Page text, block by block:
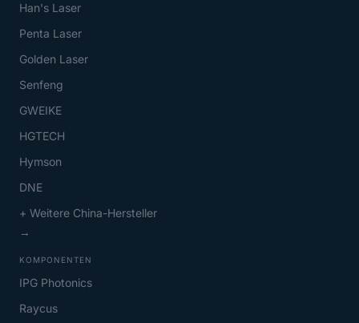
Han's Laser
Penta Laser
Golden Laser
Senfeng
GWEIKE
HGTECH
Hymson
DNE
+ Weitere China-Hersteller
→
KOMPONENTEN
IPG Photonics
Raycus